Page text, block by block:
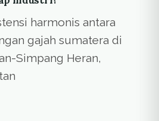
harmonis antara
gajah sumatera di
Simpang Heran,